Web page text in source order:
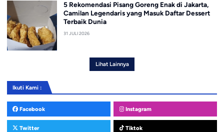
5 Rekomendasi Pisang Goreng Enak di Jakarta,
Camilan Legendaris yang Masuk Daftar Dessert
Terbaik Dunia
31 JULI 2026
Lihat Lainnya
Ikuti Kami :
Facebook Instagram
Twitter Tiktok